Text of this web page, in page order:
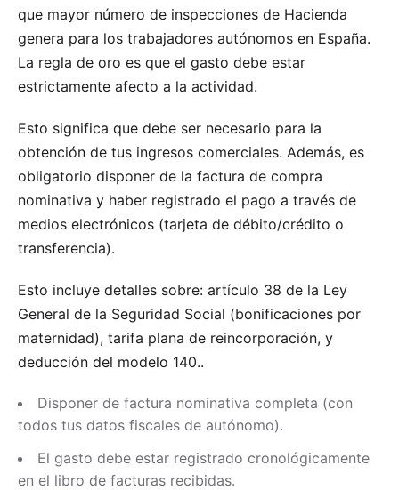
que mayor número de inspecciones de Hacienda
genera para los trabajadores autónomos en España.
La regla de oro es que el gasto debe estar
estrictamente afecto a la actividad.
Esto significa que debe ser necesario para la
obtención de tus ingresos comerciales. Además, es
obligatorio disponer de la factura de compra
nominativa y haber registrado el pago a través de
medios electrónicos (tarjeta de débito/crédito o
transferencia).
Esto incluye detalles sobre: artículo 38 de la Ley
General de la Seguridad Social (bonificaciones por
maternidad), tarifa plana de reincorporación, y
deducción del modelo 140..
Disponer de factura nominativa completa (con
todos tus datos fiscales de autónomo).
El gasto debe estar registrado cronológicamente
en el libro de facturas recibidas.